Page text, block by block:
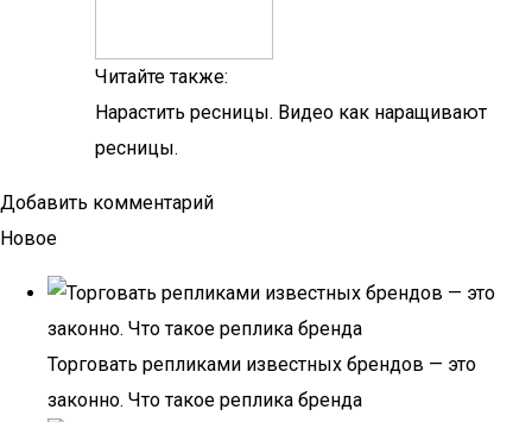
Читайте также:
Нарастить ресницы. Видео как наращивают
ресницы.
Добавить комментарий
Новое
Торговать репликами известных брендов — это
законно. Что такое реплика бренда